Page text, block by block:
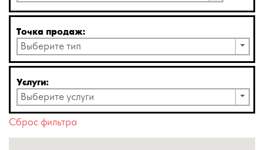
Точка продаж:
Выберите тип
Услуги:
Выберите услуги
Сброс фильтра